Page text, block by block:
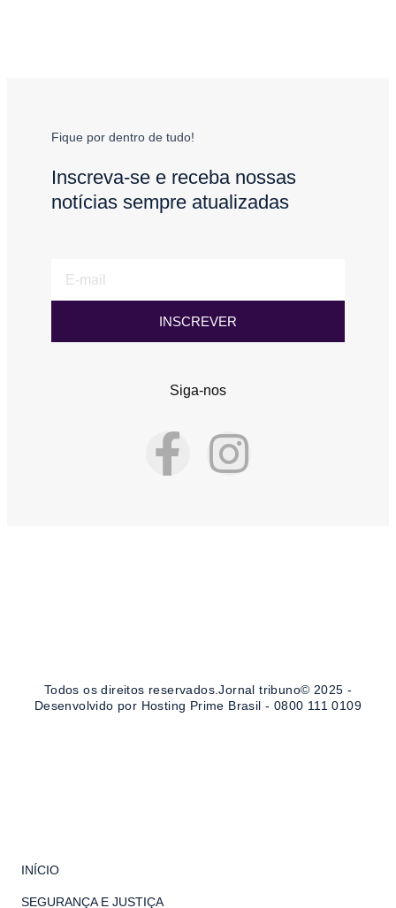
Fique por dentro de tudo!
Inscreva-se e receba nossas
notícias sempre atualizadas
mail
INSCREVER
Siga-nos
F
o
o
I
g
r
Todos os direitos reservados.Jornal tribuno© 2025 -
Desenvolvido por Hosting Prime Brasil - 0800 111 0109
INÍCIO
SEGURANÇA E JUSTIÇA